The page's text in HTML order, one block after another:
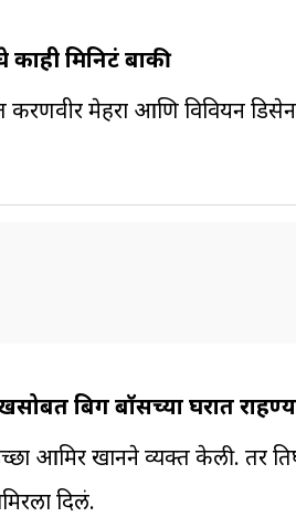
मिनिटं बाकी
मेहरा आणि विवियन
बिग बॉसच्या घरात
आमिर खानने व्यक्त केली. तर
दिलं.